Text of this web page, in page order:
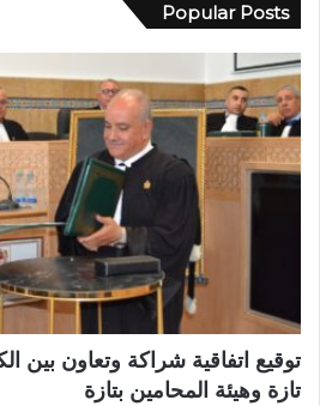
د
ا
ل
إ
ص
ل
ا
ح
ا
ل
ط
ر
ي
ك
ا
ل
إ
ل
ك
Popular Posts
توقيع اتفاقية شراكة وتعاون بين
تازة وهيئة المحامين بتازة